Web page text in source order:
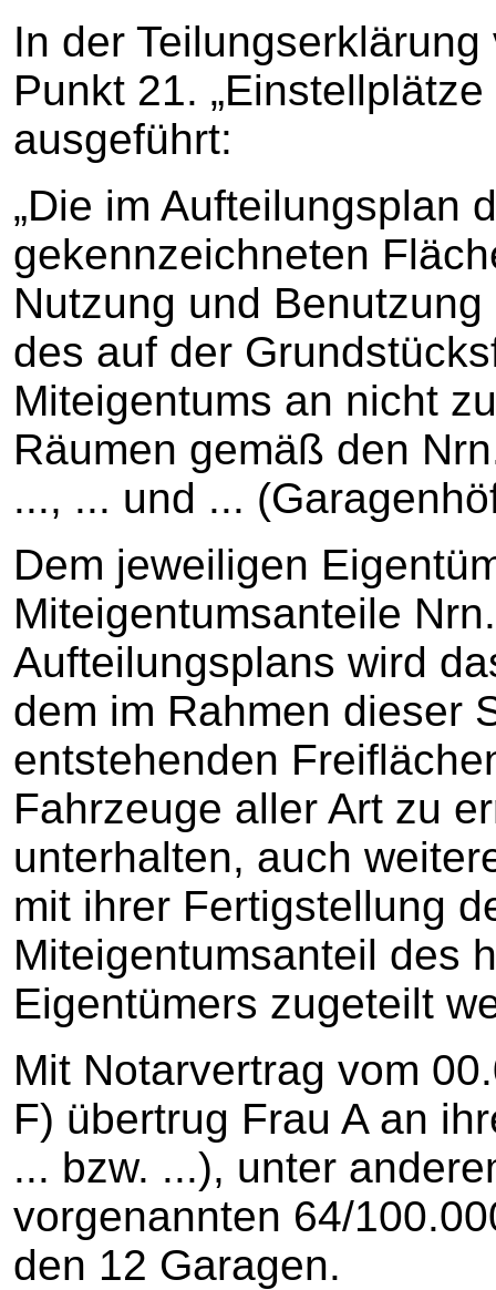
In der
Punkt 21.
ausgeführt:
„Die im Aufteilungsplan
gekennzeichneten
Nutzung und
des auf der
Miteigentums an nicht
Räumen gemäß den
..., ... und ...
Dem jeweiligen
Miteigentumsanteile
Aufteilungsplans wird
dem im Rahmen dieser
entstehenden
Fahrzeuge aller Art zu
unterhalten, auch
mit ihrer Fertigstellung
Miteigentumsanteil des
Eigentümers zugeteilt
Mit Notarvertrag vom
F) übertrug Frau A an
... bzw. ...), unter
vorgenannten 64/
den 12 Garagen.